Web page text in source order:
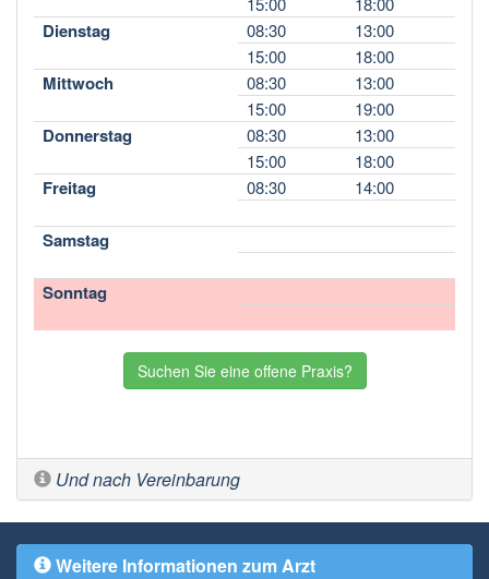
Dienstag 08:30
13:00
15:00
18:00
Mittwoch 08:30
13:00
15:00
19:00
Donnerstag 08:30
13:00
15:00
18:00
Freitag 08:30 14:00
Samstag
Sonntag
Suchen Sie eine offene Praxis?
Und nach Vereinbarung
Weitere Informationen zum Arzt